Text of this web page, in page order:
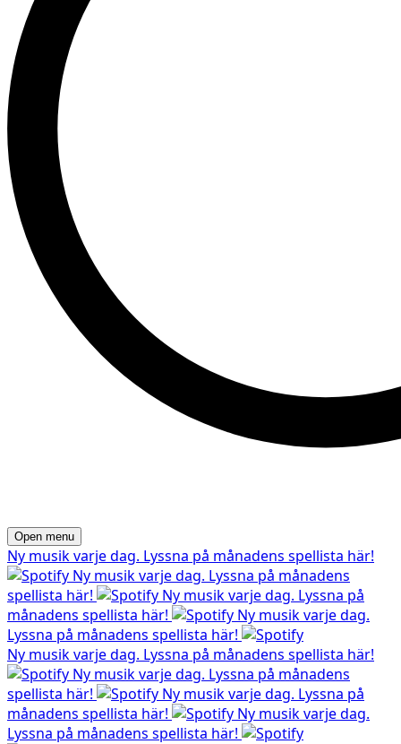
Open menu
Ny musik varje dag. Lyssna på månadens spellista här!
Ny musik varje dag. Lyssna på månadens
spellista här!
Ny musik varje dag. Lyssna på
månadens spellista här!
Ny musik varje dag.
Lyssna på månadens spellista här!
Ny musik varje dag. Lyssna på månadens spellista här!
Ny musik varje dag. Lyssna på månadens
spellista här!
Ny musik varje dag. Lyssna på
månadens spellista här!
Ny musik varje dag.
Lyssna på månadens spellista här!